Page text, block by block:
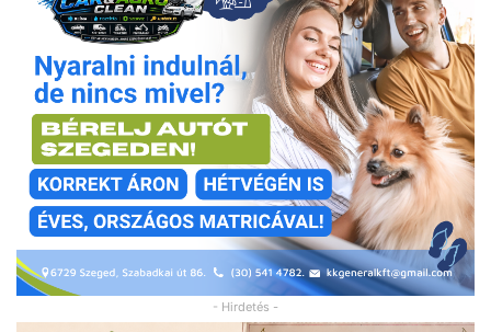
- Hirdetés -